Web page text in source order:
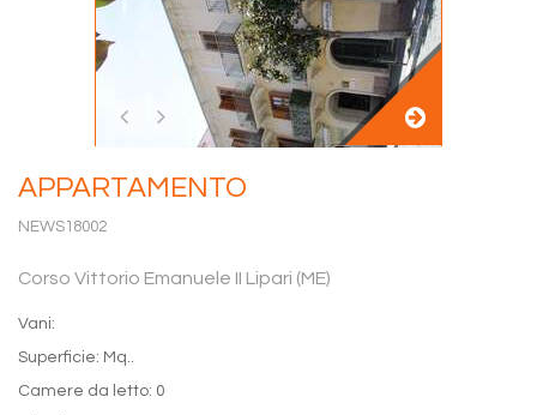
APPARTAMENTO
NEWS18002
Corso Vittorio Emanuele II Lipari (ME)
Vani:
Superficie: Mq..
Camere da letto: 0